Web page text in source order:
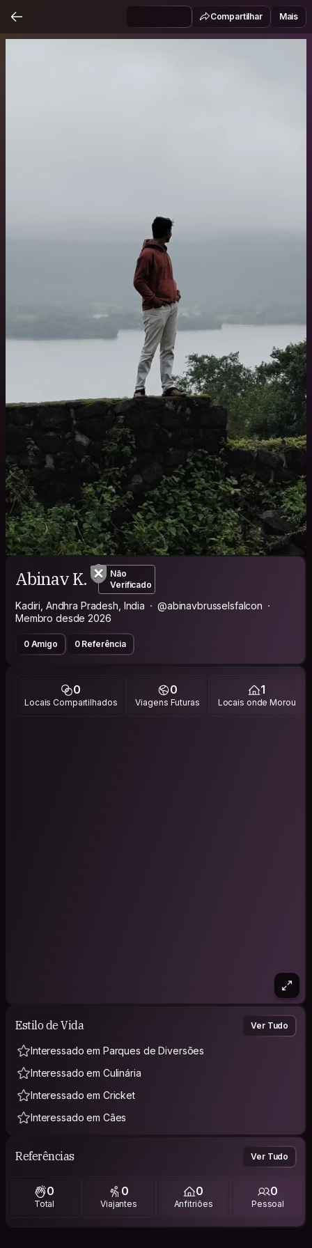
Compartilhar Mais
Abinav K.
Não
Verificado
Kadiri, Andhra Pradesh, India
@abinavbrusselsfalcon
Membro desde 2026
0 Amigo 0 Referência
0
Locais Compartilhados
0
Viagens Futuras
1
Locais onde Morou
Estilo de Vida Ver Tudo
Interessado em Parques de Diversões
Interessado em Culinária
Interessado em Cricket
Interessado em Cães
Referências Ver Tudo
0
Total
0
Viajantes
0
Anfitriões
0
Pessoal